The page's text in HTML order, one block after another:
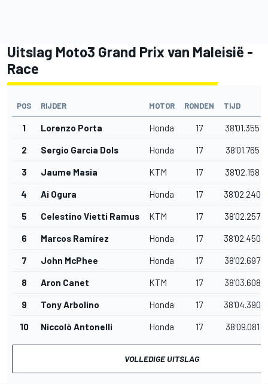
Uitslag Moto3 Grand Prix van Maleisië -
Race
POS RIJDER MOTOR RONDEN TIJD
1 Lorenzo Porta Honda 17 38'01.355
2 Sergio Garcia Dols Honda 17 38'01.765
3 Jaume Masia KTM 17 38'02.158
4 Ai Ogura Honda 17 38'02.240
5 Celestino Vietti Ramus KTM 17 38'02.257
6 Marcos Ramírez Honda 17 38'02.450
7 John McPhee Honda 17 38'02.697
8 Aron Canet KTM 17 38'03.608
9 Tony Arbolino Honda 17 38'04.390
10 Niccolò Antonelli Honda 17 38'09.081
VOLLEDIGE UITSLAG